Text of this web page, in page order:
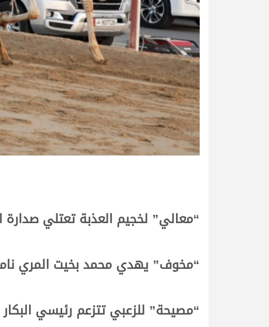
“معالي” لخجيم العذبة تعتلي صدارة
“مخوف” يهدي محمد بخيت المري
“مصيحة” للزعبي تتزعم رئيسي البكار